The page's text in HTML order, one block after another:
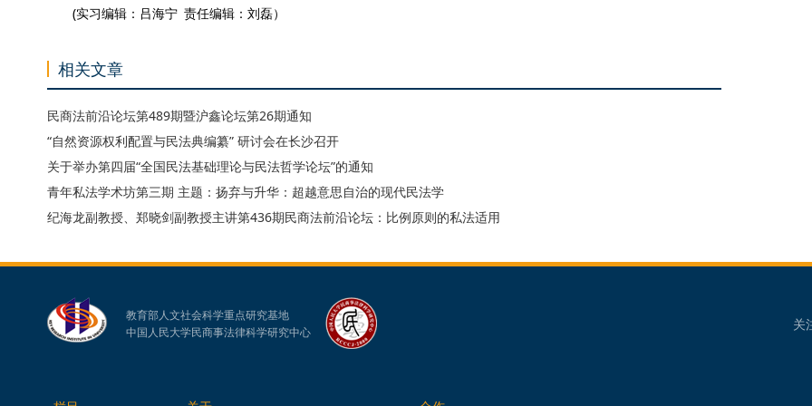
(实习编辑：吕海宁 责任编辑：刘磊）
相关文章
民商法前沿论坛第489期暨沪鑫论坛第26期通知
“自然资源权利配置与民法典编纂” 研讨会在长沙召开
关于举办第四届“全国民法基础理论与民法哲学论坛”的通知
青年私法学术坊第三期 主题：扬弃与升华：超越意思自治的现代民法学
纪海龙副教授、郑晓剑副教授主讲第436期民商法前沿论坛：比例原则的私法适用
教育部人文社会科学重点研究基地
中国人民大学民商事法律科学研究中心
关